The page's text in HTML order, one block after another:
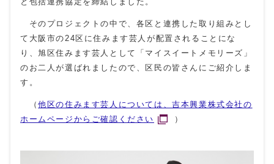
そのプロジェクトの中で、各区と連携した取り組みとし
て大阪市の24区に住みます芸人が配置されることにな
り、旭区住みます芸人として「マイスイートメモリーズ」
のお二人が選ばれましたので、区民の皆さんにご紹介しま
す。
（他区の住みます芸人については、吉本興業株式会社の
ホームページからご確認ください
）